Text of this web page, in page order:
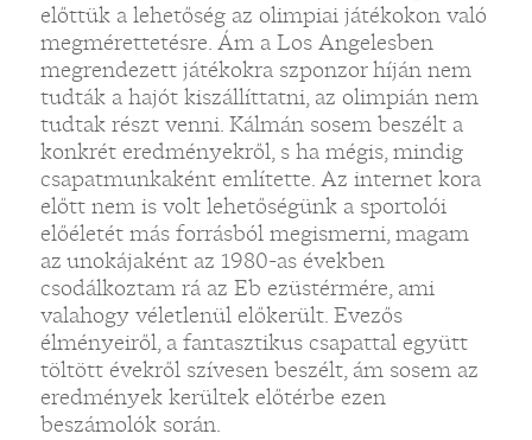
előttük a lehetőség az olimpiai játékokon való
megmérettetésre. Ám a Los Angelesben
megrendezett játékokra szponzor híján nem
tudták a hajót kiszállíttatni, az olimpián nem
tudtak részt venni. Kálmán sosem beszélt a
konkrét eredményekről, s ha mégis, mindig
csapatmunkaként említette. Az internet kora
előtt nem is volt lehetőségünk a sportolói
előéletét más forrásból megismerni, magam
az unokájaként az 1980-as években
csodálkoztam rá az Eb ezüstérmére, ami
valahogy véletlenül előkerült. Evezős
élményeiről, a fantasztikus csapattal együtt
töltött évekről szívesen beszélt, ám sosem az
eredmények kerültek előtérbe ezen
beszámolók során.